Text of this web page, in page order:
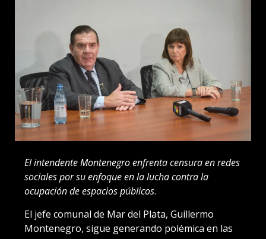
El intendente Montenegro enfrenta censura en redes
sociales por su enfoque en la lucha contra la
ocupación de espacios públicos.
El jefe comunal de Mar del Plata, Guillermo
Montenegro, sigue generando polémica en las